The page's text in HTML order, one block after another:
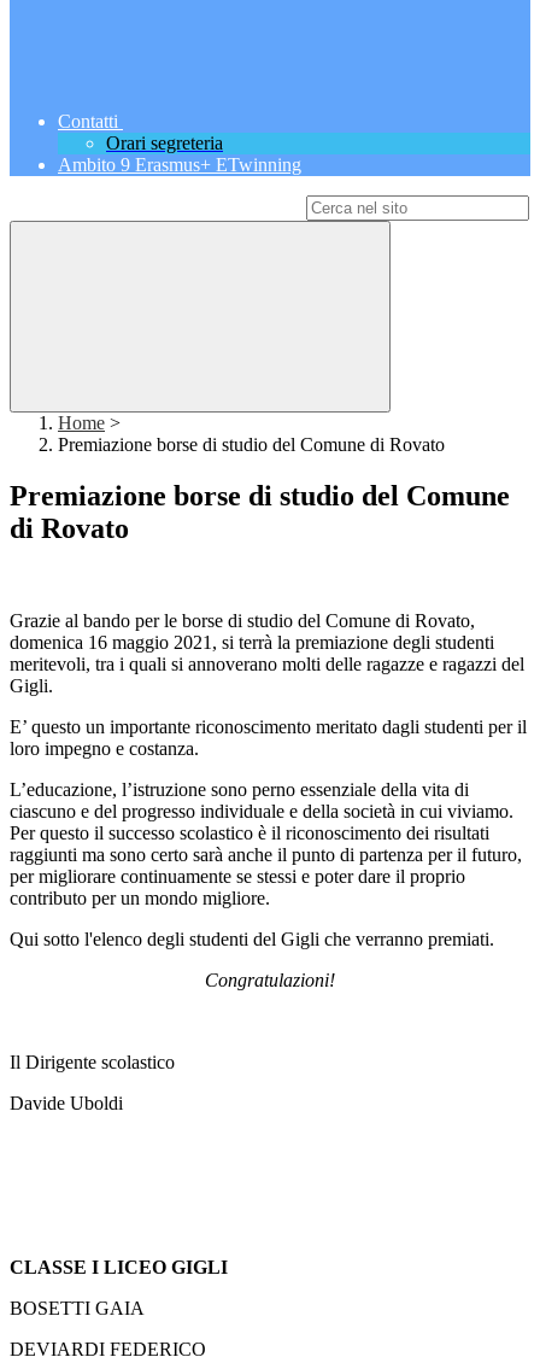
Contatti
Orari segreteria
Ambito 9 Erasmus+ ETwinning
Home >
Premiazione borse di studio del Comune di Rovato
Premiazione borse di studio del Comune
di Rovato
Grazie al bando per le borse di studio del Comune di Rovato,
domenica 16 maggio 2021, si terrà la premiazione degli studenti
meritevoli, tra i quali si annoverano molti delle ragazze e ragazzi del
Gigli.
E’ questo un importante riconoscimento meritato dagli studenti per il
loro impegno e costanza.
L’educazione, l’istruzione sono perno essenziale della vita di
ciascuno e del progresso individuale e della società in cui viviamo.
Per questo il successo scolastico è il riconoscimento dei risultati
raggiunti ma sono certo sarà anche il punto di partenza per il futuro,
per migliorare continuamente se stessi e poter dare il proprio
contributo per un mondo migliore.
Qui sotto l'elenco degli studenti del Gigli che verranno premiati.
Congratulazioni!
Il Dirigente scolastico
Davide Uboldi
CLASSE I LICEO GIGLI
BOSETTI GAIA
DEVIARDI FEDERICO